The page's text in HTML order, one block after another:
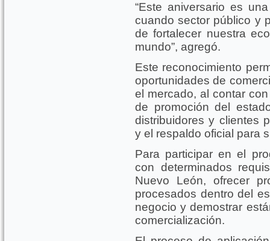
“Este aniversario es
cuando sector público y
de fortalecer nuestra
mundo”, agregó.
Este reconocimiento
oportunidades de
el mercado, al contar
de promoción del
distribuidores y clientes
y el respaldo oficial para
Para participar en el
con determinados
Nuevo León, ofrecer
procesados dentro del
negocio y demostrar
comercialización.